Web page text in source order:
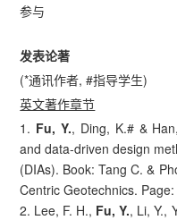
参与
发表论著
(*通讯作者, #指导学生)
英文著作章节
1. Fu, Y., Ding, K.# &
and data-driven design
(DIAs). Book: Tang C. &
Centric Geotechnics.
2. Lee, F. H., Fu, Y., Li, Y.,